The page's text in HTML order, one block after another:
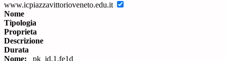
www.icpiazzavittorioveneto.edu.it
Nome
Tipologia
Proprieta
Descrizione
Durata
Nome: _pk_id.1.fe1d